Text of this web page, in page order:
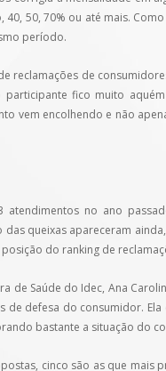
50, 70% ou até mais.
período.
reclamações de
fico muito
vem encolhendo e não
atendimentos no ano
queixas apareceram
do ranking de
de Saúde do Idec, Ana
de defesa do consumidor.
bastante a situação do
cinco são as que